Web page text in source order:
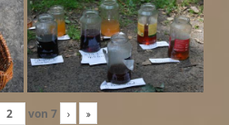
von 7 › »